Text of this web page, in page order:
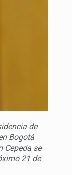
de
Bogotá
Cepeda se
21 de